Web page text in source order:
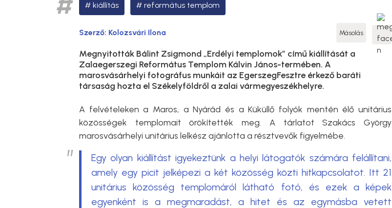
kiállítás református templom
Szerző: Kolozsvári Ilona Másolás
Megnyitották Bálint Zsigmond „Erdélyi templomok” című kiállítását a
Zalaegerszegi Református Templom Kálvin János-termében. A
marosvásárhelyi fotográfus munkáit az EgerszegFesztre érkező baráti
társaság hozta el Székelyföldről a zalai vármegyeszékhelyre.
A felvételeken a Maros, a Nyárád és a Küküllő folyók mentén élő unitárius
közösségek templomait örökítették meg. A tárlatot Szakács György
marosvásárhelyi unitárius lelkész ajánlotta a résztvevők figyelmébe.
Egy olyan kiállítást igyekeztünk a helyi látogatók számára felállítani,
amely egy picit jelképezi a két közösség közti hitkapcsolatot. Itt 21
unitárius közösség templomáról látható fotó, és ezek a képek
egyenként is a megmaradást, a hitet és az egymásba vetett